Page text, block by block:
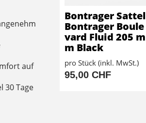
auf
30 Tage
Bontrager Sattel
Bontrager Boule
vard Fluid 205 m
m Black
pro Stück (inkl. MwSt.)
95,00 CHF